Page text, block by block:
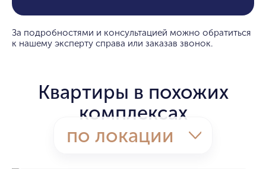
За подробностями и консультацией можно обратиться
к нашему эксперту справа или заказав звонок.
Квартиры в похожих
комплексах
по локации